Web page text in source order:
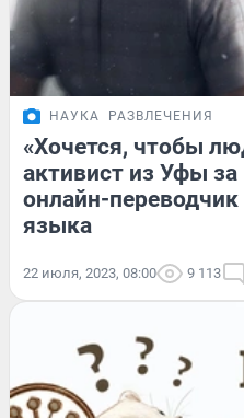
НАУКА РАЗВЛЕЧЕНИЯ
«Хочется, чтобы
активист из Уфы за
онлайн-
языка
22 июля, 2023, 08:00 9 113